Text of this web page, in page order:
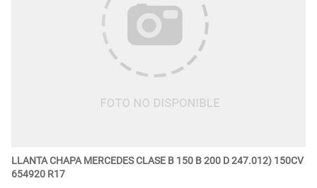
LLANTA CHAPA MERCEDES CLASE B 150 B 200 D 247.012) 150CV
654920 R17